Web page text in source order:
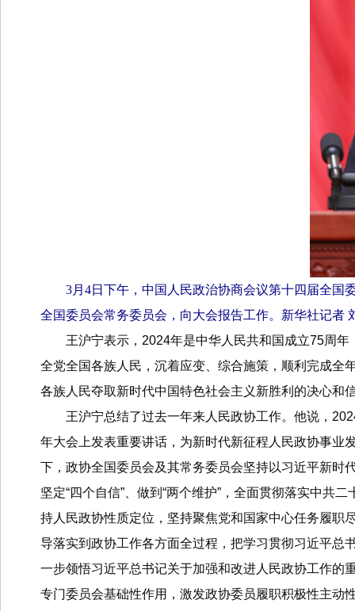
3月4日下午，中国人民政治协商会议第十四届全国
全国委员会常务委员会，向大会报告工作。新华社记者
王沪宁表示，2024年是中华人民共和国成立75周
全党全国各族人民，沉着应变、综合施策，顺利完成全
各族人民夺取新时代中国特色社会主义新胜利的决心和
王沪宁总结了过去一年来人民政协工作。他说，
年大会上发表重要讲话，为新时代新征程人民政协事业
下，政协全国委员会及其常务委员会坚持以习近平新时
坚定“四个自信”、做到“两个维护”，全面贯彻落实中共
持人民政协性质定位，坚持聚焦党和国家中心任务履职
导落实到政协工作各方面全过程，把学习贯彻习近平总
一步领悟习近平总书记关于加强和改进人民政协工作的
专门委员会基础性作用，激发政协委员履职积极性主动